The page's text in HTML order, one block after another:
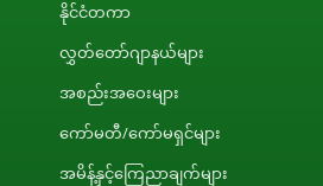
နိုင်ငံတကာ
လွှတ်တော်ဂျာနယ်များ
အစည်းအဝေးများ
ကော်မတီ/ကော်မရှင်များ
အမိန့်နှင့်ကြေညာချက်များ